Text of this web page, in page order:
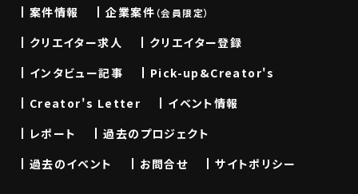
案件情報
企業案件（会員限定）
クリエイター求人
クリエイター登録
インタビュー記事
Pick-up&Creator's
Creator's Letter
イベント情報
レポート
過去のプロジェクト
過去のイベント
お問合せ サイトポリシー